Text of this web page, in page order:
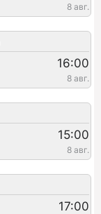
8 авг.
16:00
8 авг.
15:00
8 авг.
17:00